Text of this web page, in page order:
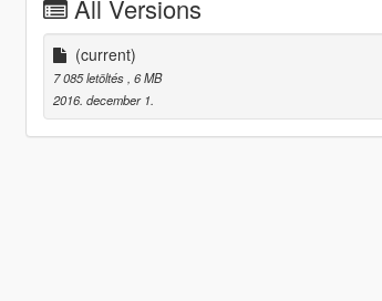
All Versions
(current)
7 085 letöltés , 6 MB
2016. december 1.